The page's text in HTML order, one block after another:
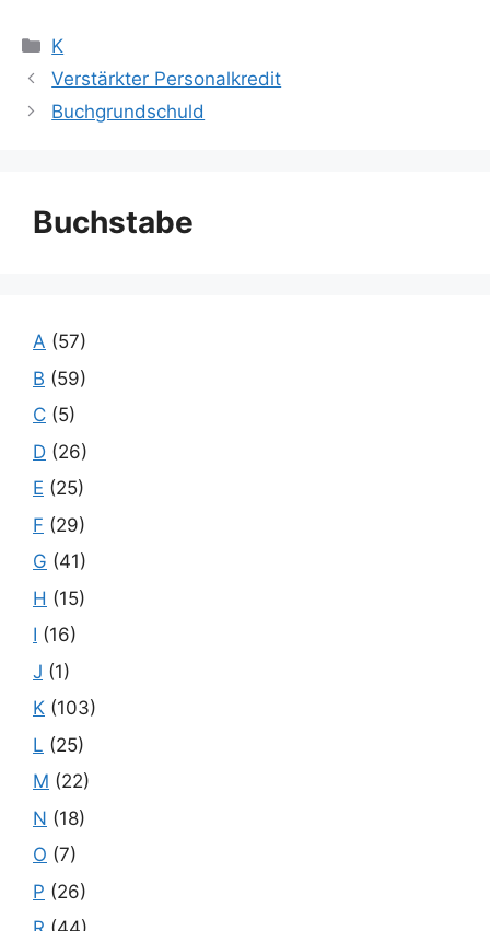
Kategorien
K
Verstärkter Personalkredit
Buchgrundschuld
Buchstabe
A (57)
B (59)
C (5)
D (26)
E (25)
F (29)
G (41)
H (15)
I (16)
J (1)
K (103)
L (25)
M (22)
N (18)
O (7)
P (26)